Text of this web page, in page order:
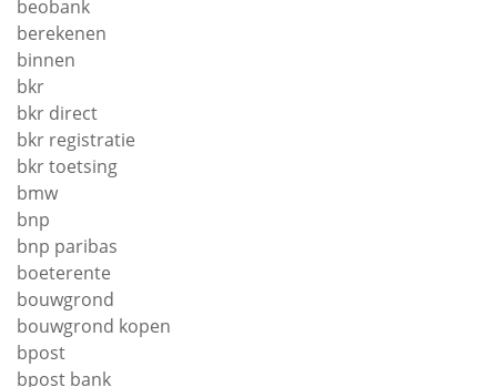
beobank
berekenen
binnen
bkr
bkr direct
bkr registratie
bkr toetsing
bmw
bnp
bnp paribas
boeterente
bouwgrond
bouwgrond kopen
bpost
bpost bank